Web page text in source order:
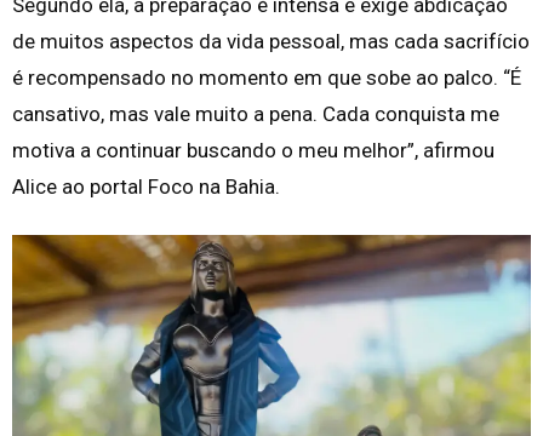
de muitos aspectos da vida pessoal, mas cada sacrifício
é recompensado no momento em que sobe ao palco. “É
cansativo, mas vale muito a pena. Cada conquista me
motiva a continuar buscando o meu melhor”, afirmou
Alice ao portal Foco na Bahia.